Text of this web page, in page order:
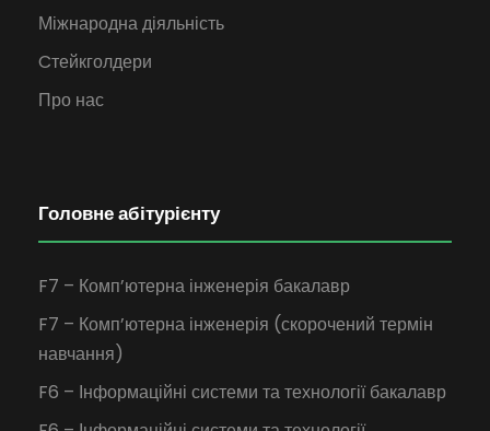
Міжнародна діяльність
Cтейкголдери
Про нас
Головне абітурієнту
F7 – Комп’ютерна інженерія бакалавр
F7 – Комп’ютерна інженерія (скорочений термін
навчання)
F6 – Інформаційні системи та технології бакалавр